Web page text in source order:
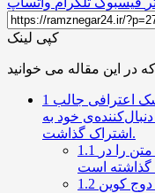
کپی لینک
در این مقاله می خوانید
1
خود به
اشتراک گذاشت.
1.1
1.2 کوین